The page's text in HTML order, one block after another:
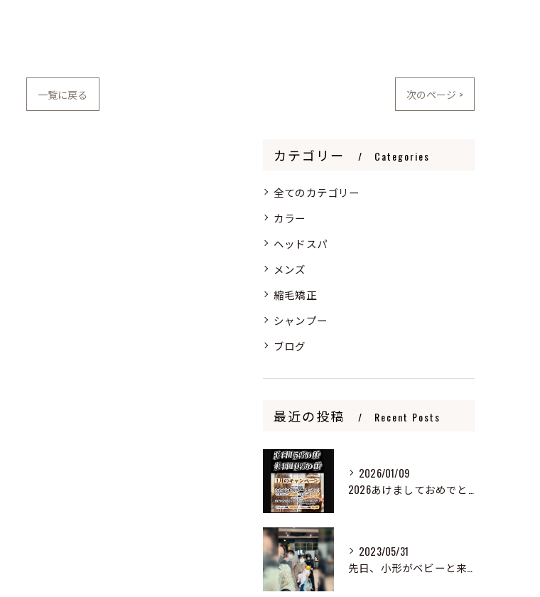
一覧に戻る 次のページ >
カテゴリー Categories
全てのカテゴリー
カラー
ヘッドスパ
メンズ
縮毛矯正
シャンプー
ブログ
最近の投稿 Recent Posts
2026/01/09
2026あけましておめでとうございます
2023/05/31
先日、小形がベビーと来ました！